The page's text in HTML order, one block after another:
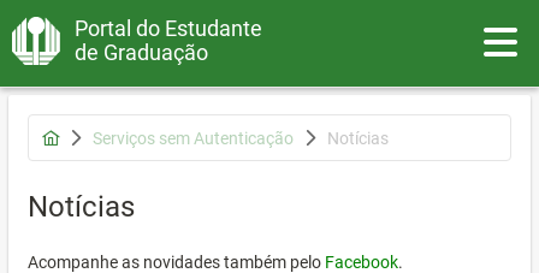
Portal do Estudante
de Graduação
Serviços sem Autenticação Notícias
Notícias
Acompanhe as novidades também pelo Facebook.